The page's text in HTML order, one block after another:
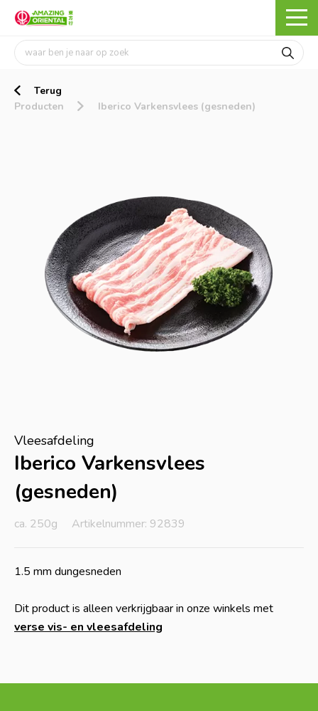
Terug
Producten
Iberico Varkensvlees (gesneden)
Vleesafdeling
Iberico Varkensvlees
(gesneden)
ca. 250g Artikelnummer: 92839
1.5 mm dungesneden
Dit product is alleen verkrijgbaar in onze winkels met
verse vis- en vleesafdeling